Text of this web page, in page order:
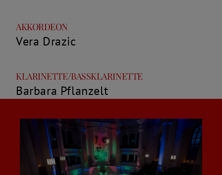
Rolle
AKKORDEON
Name
Vera Drazic
Rolle
KLARINETTE/BASSKLARINETTE
Name
Barbara Pflanzelt